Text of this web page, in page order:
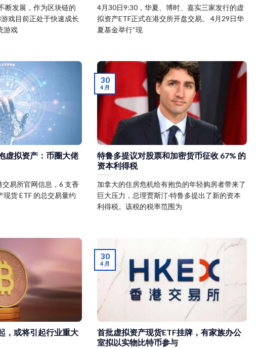
断发展，作为区块链的
戏目前正处于快速成长
游戏
4月30日9:30，华夏、博时、嘉实三家发行的虚
拟资产ETF正式在港交所开盘交易。 4月29日华
夏基金举行“现
虚拟资产：币圈大佬
易所官网信息，6 支香
货 ETF 的总交易量约
特鲁多提议对股票和加密货币征收 67% 的
资本利得税
加拿大的住房危机给有抱负的年轻购房者带来了
巨大压力，总理贾斯汀·特鲁多提出了新的资本
利得税。该税的税率范围为
30
4 月
，或将引起行业重大
首批虚拟资产现货ETF挂牌，有家族办公
室拟以实物比特币参与
30
4 月